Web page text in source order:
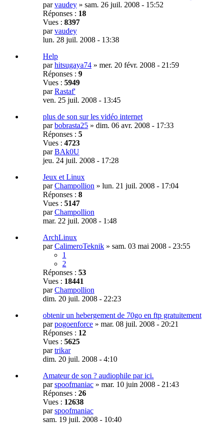
parvaudey » sam. 26 juil. 2008 - 15:52
Réponses : 18
Vues : 8397
parvaudey
lun. 28 juil. 2008 - 13:38
Help
parhitsugaya74 » mer. 20 févr. 2008 - 21:59
Réponses : 9
Vues : 5949
parRastaf'
ven. 25 juil. 2008 - 13:45
plus de son sur les vidéo internet
parbobrasta25 » dim. 06 avr. 2008 - 17:33
Réponses : 5
Vues : 4723
parBAk0U
jeu. 24 juil. 2008 - 17:28
Jeux et Linux
parChampollion » lun. 21 juil. 2008 - 17:04
Réponses : 8
Vues : 5147
parChampollion
mar. 22 juil. 2008 - 1:48
ArchLinux
parCalimeroTeknik » sam. 03 mai 2008 - 23:55
1
2
Réponses : 53
Vues : 18441
parChampollion
dim. 20 juil. 2008 - 22:23
obtenir un hebergement de 70go en ftp gratuitement
parpogoenforce » mar. 08 juil. 2008 - 20:21
Réponses : 12
Vues : 5625
partrikar
dim. 20 juil. 2008 - 4:10
Amateur de son ? audiophile par ici.
parspoofmaniac » mar. 10 juin 2008 - 21:43
Réponses : 26
Vues : 12638
parspoofmaniac
sam. 19 juil. 2008 - 10:40